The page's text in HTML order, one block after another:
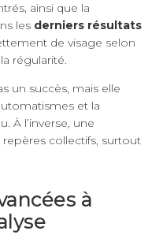
ainsi que la
les derniers résultats
de visage selon
régularité.
un succès, mais elle
et la
À l’inverse, une
collectifs, surtout
à